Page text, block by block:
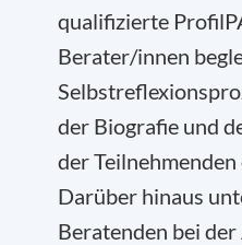
qualifizierte
Berater/innen
der Biografie und
der
Darüber hinaus
Beratenden bei